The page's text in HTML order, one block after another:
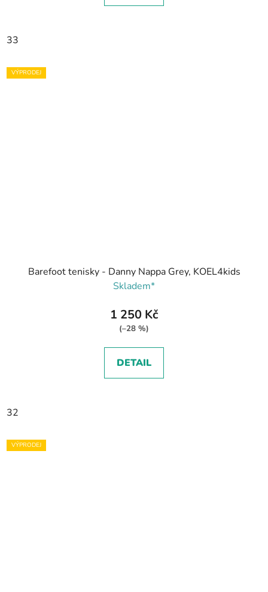
33
VÝPRODEJ
Barefoot tenisky - Danny Nappa Grey, KOEL4kids
Skladem*
1 250 Kč
(–28 %)
DETAIL
32
VÝPRODEJ